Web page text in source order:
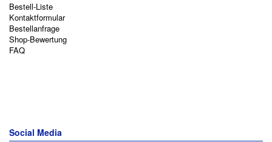
Bestell-Liste
Kontaktformular
Bestellanfrage
Shop-Bewertung
FAQ
Social Media